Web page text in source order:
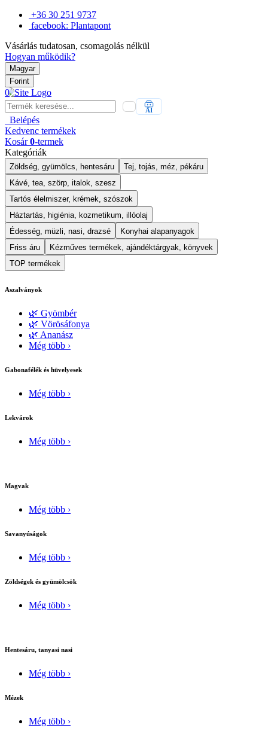
+36 30 251 9737
facebook: Plantapont
Vásárlás tudatosan, csomagolás nélkül
Hogyan működik?
Magyar
Forint
0
AI
Belépés
Kedvenc termékek
Kosár 0-termek
Kategóriák
Zöldség, gyümölcs, hentesáru
Tej, tojás, méz, pékáru
Kávé, tea, szörp, italok, szesz
Tartós élelmiszer, krémek, szószok
Háztartás, higiénia, kozmetikum, illóolaj
Édesség, müzli, nasi, drazsé
Konyhai alapanyagok
Friss áru
Kézműves termékek, ajándéktárgyak, könyvek
TOP termékek
Aszalványok
🌿 Gyömbér
🌿 Vörösáfonya
🌿 Ananász
Még több ›
Gabonafélék és hüvelyesek
Még több ›
Lekvárok
Még több ›
Magvak
Még több ›
Savanyúságok
Még több ›
Zöldségek és gyümölcsök
Még több ›
Hentesáru, tanyasi nasi
Még több ›
Mézek
Még több ›